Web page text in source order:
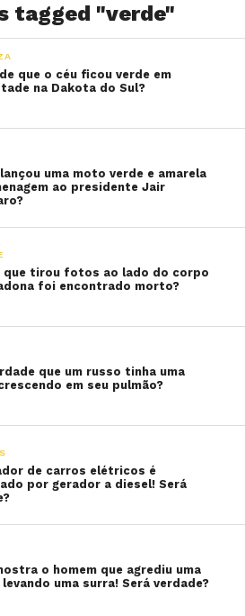
tagged "verde"
que o céu ficou verde em
na Dakota do Sul?
lançou uma moto verde e amarela
ao presidente Jair
que tirou fotos ao lado do corpo
foi encontrado morto?
que um russo tinha uma
em seu pulmão?
de carros elétricos é
por gerador a diesel! Será
o homem que agrediu uma
uma surra! Será verdade?